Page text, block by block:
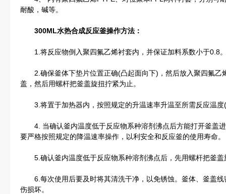
耐酸，碱等。
300ML水热合成反应釜操作方法：
1.将反应物倒入聚四氟乙烯衬套内，并保证加料系数小于0.8
2.确保釜体下垫片位置正确(凸起面向下)，然后放入聚四氟乙
盖，然后用螺杆把釜盖旋扭拧紧为止。
3.将置于加热器内，按照规定的升温速率升温至所需反应温度
4. 当确认釜内温度低于反应物系种溶剂沸点后方能打开釜盖
要严格按照规定的降温速率操作，以利安全和反应釜的使用寿命。
5.确认釜内温度低于反应物系种溶剂沸点后，先用螺杆把釜盖
6.每次使用后要及时将其清洗干净，以免锈蚀。釜体、釜盖线
伤损坏。